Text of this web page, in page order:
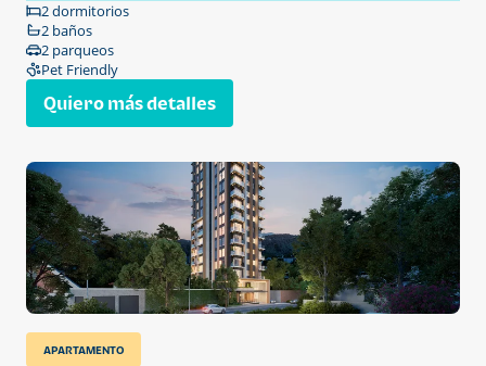
2 dormitorios
2 baños
2 parqueos
Pet Friendly
Quiero más detalles
APARTAMENTO